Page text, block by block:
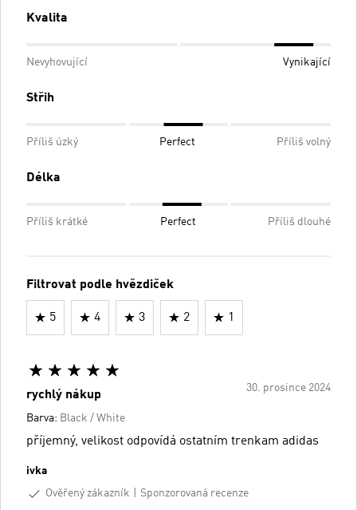
Kvalita
Nevyhovující Vynikající
Střih
Příliš úzký Perfect Příliš volný
Délka
Příliš krátké Perfect Příliš dlouhé
Filtrovat podle hvězdiček
5 4 3 2 1
30. prosince 2024
rychlý nákup
Barva: Black / White
příjemný, velikost odpovídá ostatním trenkam adidas
ivka
Ověřený zákazník
Sponzorovaná recenze